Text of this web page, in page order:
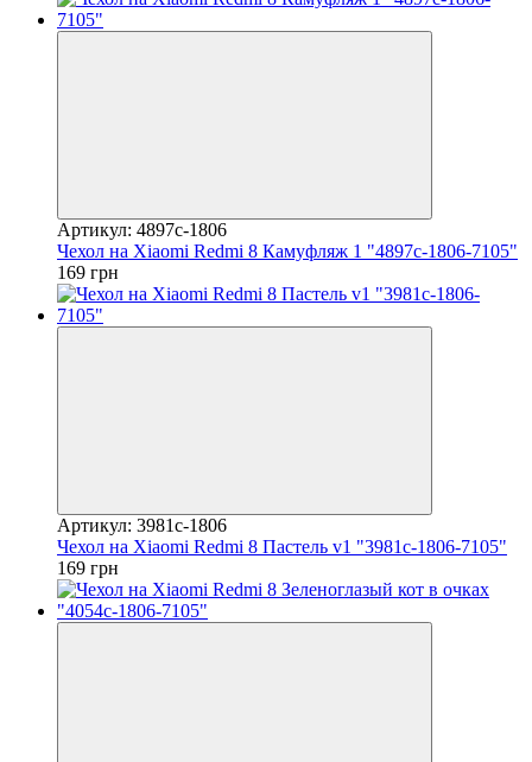
Артикул: 4897c-1806
Чехол на Xiaomi Redmi 8 Камуфляж 1 "4897c-1806-7105"
169 грн
Артикул: 3981c-1806
Чехол на Xiaomi Redmi 8 Пастель v1 "3981c-1806-7105"
169 грн